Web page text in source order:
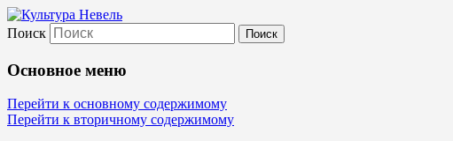
Культура Невель
МБУК Невельского района "Культура и
Поиск
Основное меню
Перейти к основному содержимому
Перейти к вторичному содержимому